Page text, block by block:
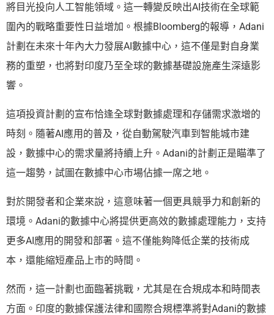
將目光投向人工智能領域。這一轉變反映出AI技術在全球範
圍內的戰略重要性日益增加。根據Bloomberg的報導，Adani
計劃在未來十年內大力發展AI數據中心，這不僅是對自身業
務的重塑，也將對印度乃至全球的數據基礎設施產生深遠影
響。
這項投資計劃的宣布恰逢全球對數據處理和存儲需求激增的
時刻。隨著AI應用的普及，從自動駕駛汽車到智能城市建
設，數據中心的需求量將持續上升。Adani的計劃正是瞄準了
這一趨勢，試圖在數據中心市場佔據一席之地。
對於開發者和企業來說，這意味著一個更具競爭力和創新的
環境。Adani的數據中心將提供更高效的數據處理能力，支持
更多AI應用的開發和部署。這不僅能夠降低企業的技術成
本，還能縮短產品上市的時間。
然而，這一計劃也面臨著挑戰，尤其是在合規成本和時間表
方面。印度的數據保護法律和國際合規標準將對Adani的數據